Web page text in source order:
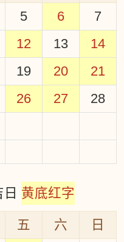
5 6
7
12 13
14
19 20
21
26 27
28
黄底红字
五 六
日